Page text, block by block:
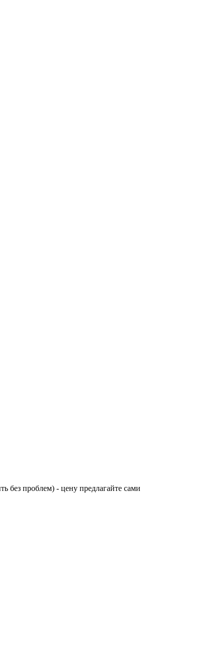
без проблем) - цену предлагайте сами